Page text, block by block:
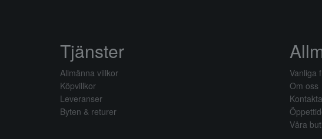
Tjänster
Allmänna villkor
Köpvillkor
Leveranser
Byten & returer
Vanliga
Om oss
Våra